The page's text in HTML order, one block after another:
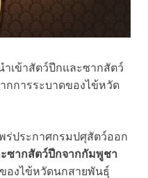
เข้าสัตว์ปีกและซากสัตว์
กการระบาดของไข้หวัด
ร่ประกาศกรมปศุสัตว์ออก
ซากสัตว์ปีกจากกัมพูชา
องไข้หวัดนกสายพันธุ์